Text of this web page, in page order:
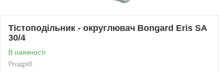
Тістоподільник - округлювач Bongard Eris SA
30/4
В наявності
Роздріб